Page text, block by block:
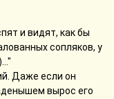
и видят, как бы
сопляков, у
Даже если он
вырос его